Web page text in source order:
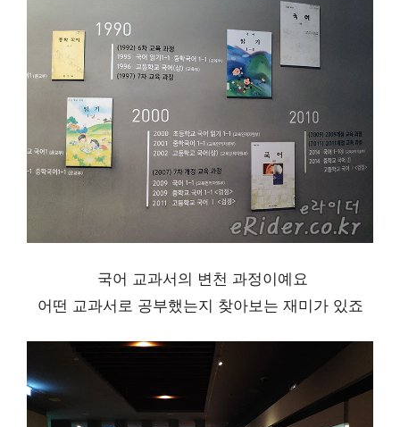
국어 교과서의 변천 과정이예요
어떤 교과서로 공부했는지 찾아보는 재미가 있죠